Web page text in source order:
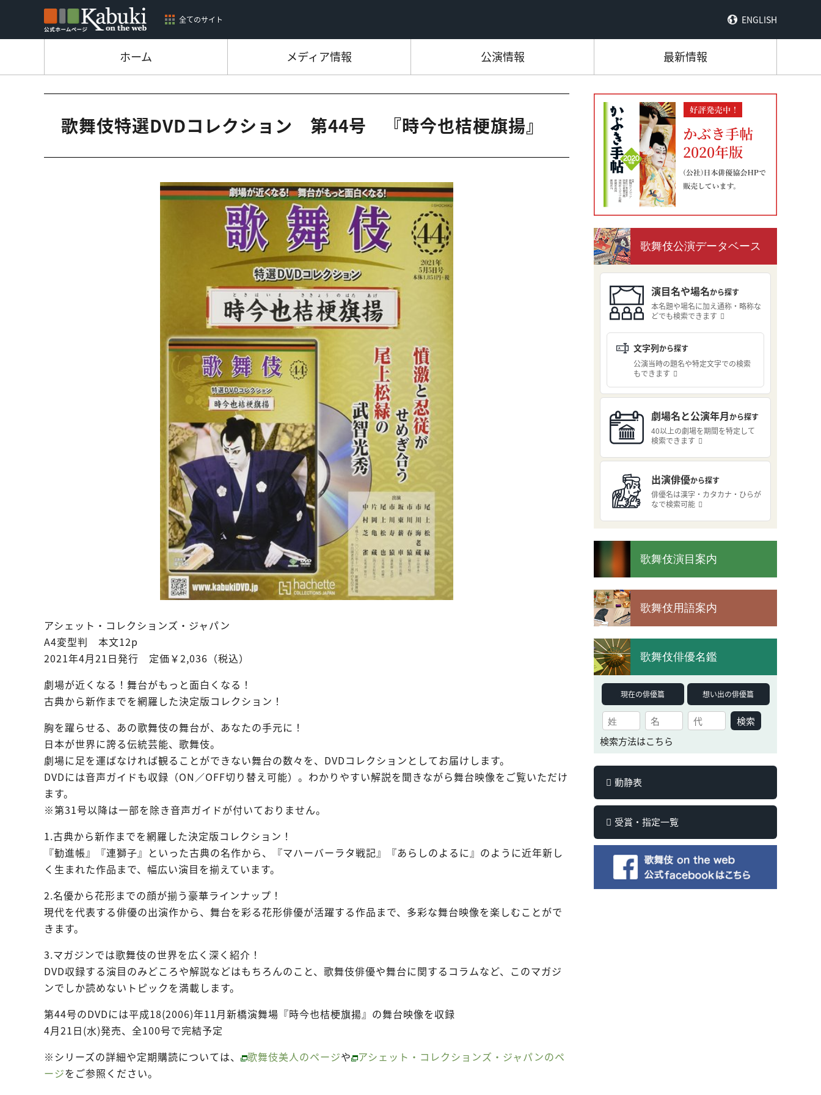
全てのサイト ENGLISH
ホーム メディア情報 公演情報 最新情報
歌舞伎特選DVDコレクション 第44号 『時今也桔梗旗揚』
アシェット・コレクションズ・ジャパン
A4変型判 本文12p
2021年4月21日発行 定価￥2,036（税込）
劇場が近くなる！舞台がもっと面白くなる！
古典から新作までを網羅した決定版コレクション！
胸を躍らせる、あの歌舞伎の舞台が、あなたの手元に！
日本が世界に誇る伝統芸能、歌舞伎。
劇場に足を運ばなければ観ることができない舞台の数々を、DVDコレクションとしてお届けします。
DVDには音声ガイドも収録（ON／OFF切り替え可能）。わかりやすい解説を聞きながら舞台映像をご覧いただけ
ます。
※第31号以降は一部を除き音声ガイドが付いておりません。
1.古典から新作までを網羅した決定版コレクション！
『勧進帳』『連獅子』といった古典の名作から、『マハーバーラタ戦記』『あらしのよるに』のように近年新し
く生まれた作品まで、幅広い演目を揃えています。
2.名優から花形までの顔が揃う豪華ラインナップ！
現代を代表する俳優の出演作から、舞台を彩る花形俳優が活躍する作品まで、多彩な舞台映像を楽しむことがで
きます。
3.マガジンでは歌舞伎の世界を広く深く紹介！
DVD収録する演目のみどころや解説などはもちろんのこと、歌舞伎俳優や舞台に関するコラムなど、このマガジ
ンでしか読めないトピックを満載します。
第44号のDVDには平成18(2006)年11月新橋演舞場『時今也桔梗旗揚』の舞台映像を収録
4月21日(水)発売、全100号で完結予定
※シリーズの詳細や定期購読については、
歌舞伎美人のページや
アシェット・コレクションズ・ジャパンのペ
ージをご参照ください。
歌舞伎公演データベース
演目名や場名から探す
本名題や場名に加え通称・略称な
どでも検索できます
文字列から探す
公演当時の題名や特定文字での検索
もできます
劇場名と公演年月から探す
40以上の劇場を期間を特定して
検索できます
出演俳優から探す
俳優名は漢字・カタカナ・ひらが
なで検索可能
歌舞伎演目案内
歌舞伎用語案内
歌舞伎俳優名鑑
現在の俳優篇 想い出の俳優篇
検索
検索方法はこちら
動静表
受賞・指定一覧